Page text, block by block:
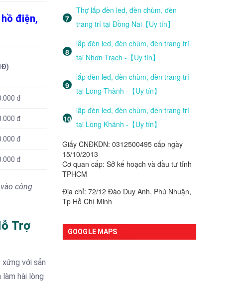
điện,
đ
đ
đ
đ
công
Trợ
với sản
hài lòng
Thợ lắp đèn led, đèn chùm, đèn
trang trí tại Đồng Nai【Uy tín】
lắp đèn led, đèn chùm, đèn trang trí
tại Nhơn Trạch -【Uy tín】
lắp đèn led, đèn chùm, đèn trang trí
tại Long Thành -【Uy tín】
lắp đèn led, đèn chùm, đèn trang trí
tại Long Khánh -【Uy tín】
Giấy CNĐKDN: 0312500495 cấp ngày
15/10/2013
Cơ quan cấp: Sở kế hoạch và đầu tư tỉnh
TPHCM
Địa chỉ: 72/12 Đào Duy Anh, Phú Nhuận,
Tp Hồ Chí Minh
GOOGLE MAPS